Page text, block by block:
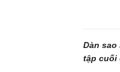
Dàn
tập cuối